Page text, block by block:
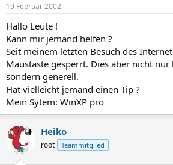
e
r
t
m
o
19 Februar 2002
Hallo Leute !
Kann mir jemand helfen ?
Seit meinem letzten Besuch des
Maustaste gesperrt. Dies aber nicht nur
sondern generell.
Hat vielleicht jemand einen Tip ?
Mein Sytem: WinXP pro
Heiko
root Teammitglied